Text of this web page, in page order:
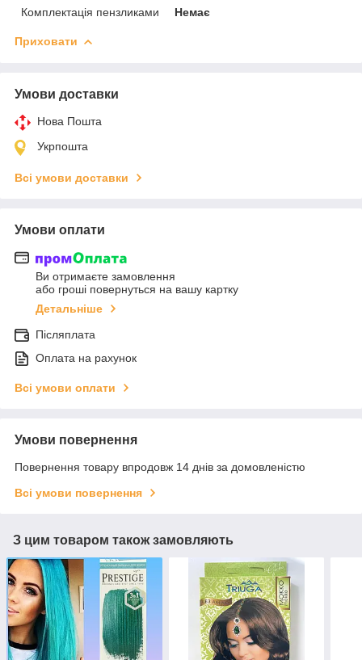
Комплектація пензликами
Немає
Приховати
Умови доставки
Нова Пошта
Укрпошта
Всі умови доставки
Умови оплати
Ви отримаєте замовлення
або гроші повернуться на вашу картку
Детальніше
Післяплата
Оплата на рахунок
Всі умови оплати
Умови повернення
Повернення товару впродовж 14 днів за домовленістю
Всі умови повернення
З цим товаром також замовляють